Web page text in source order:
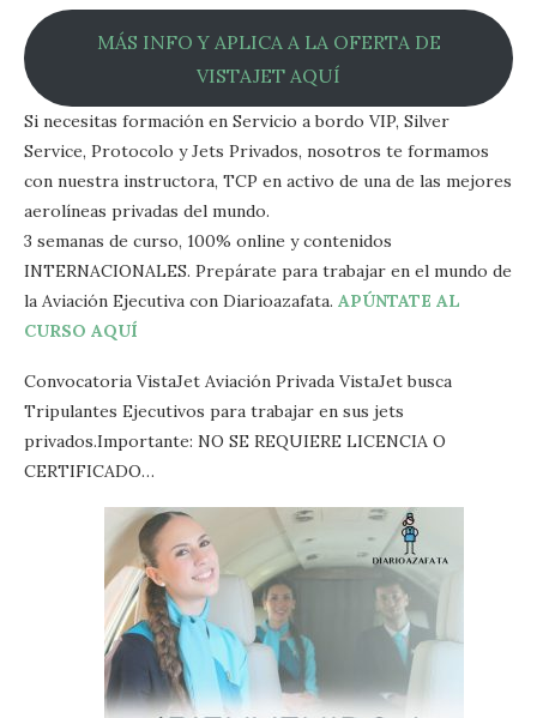
MÁS INFO Y APLICA A LA OFERTA DE
VISTAJET AQUÍ
Si necesitas formación en Servicio a bordo VIP, Silver
Service, Protocolo y Jets Privados, nosotros te formamos
con nuestra instructora, TCP en activo de una de las mejores
aerolíneas privadas del mundo.
3 semanas de curso, 100% online y contenidos
INTERNACIONALES. Prepárate para trabajar en el mundo de
la Aviación Ejecutiva con Diarioazafata. APÚNTATE AL
CURSO AQUÍ
Convocatoria VistaJet Aviación Privada VistaJet busca
Tripulantes Ejecutivos para trabajar en sus jets
privados.Importante: NO SE REQUIERE LICENCIA O
CERTIFICADO…